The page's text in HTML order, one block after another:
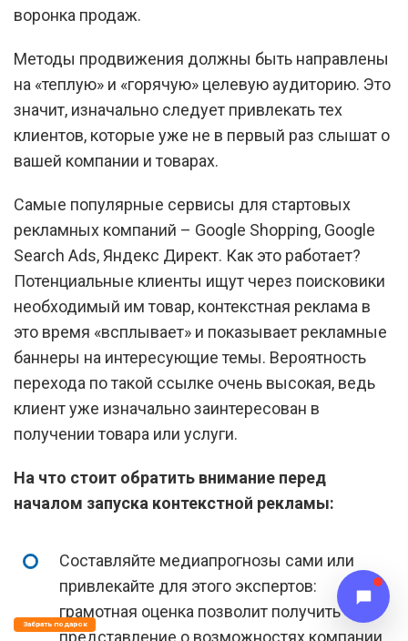
воронка продаж.
Методы продвижения должны быть направлены
на «теплую» и «горячую» целевую аудиторию. Это
значит, изначально следует привлекать тех
клиентов, которые уже не в первый раз слышат о
вашей компании и товарах.
Самые популярные сервисы для стартовых
рекламных компаний – Google Shopping, Google
Search Ads, Яндекс Директ. Как это работает?
Потенциальные клиенты ищут через поисковики
необходимый им товар, контекстная реклама в
это время «всплывает» и показывает рекламные
баннеры на интересующие темы. Вероятность
перехода по такой ссылке очень высокая, ведь
клиент уже изначально заинтересован в
получении товара или услуги.
На что стоит обратить внимание перед
началом запуска контекстной рекламы:
Составляйте медиапрогнозы сами или
привлекайте для этого экспертов:
грамотная оценка позволит получить
представление о возможностях компании.
Забрать подарок